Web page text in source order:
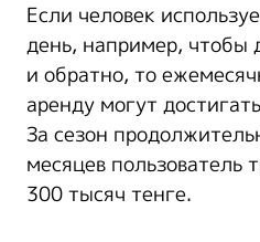
Если человек
день, например, чтобы
и обратно, то
аренду могут
За сезон
месяцев пользователь
300 тысяч тенге.